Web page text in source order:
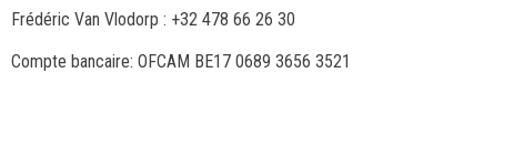
Frédéric Van Vlodorp : +32 478 66 26 30
Compte bancaire: OFCAM BE17 0689 3656 3521